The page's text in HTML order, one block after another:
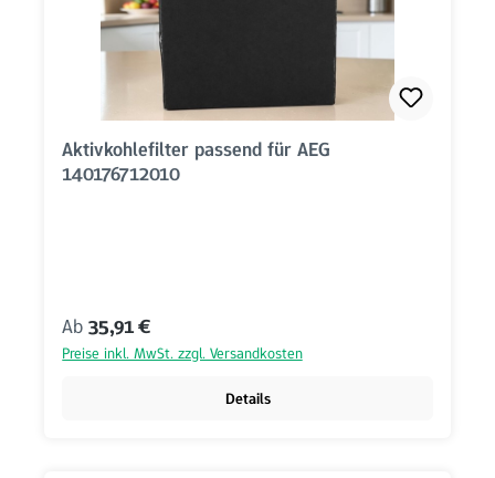
Aktivkohlefilter passend für AEG
140176712010
Regulärer Preis:
Ab 35,91 €
Preise inkl. MwSt. zzgl. Versandkosten
Details